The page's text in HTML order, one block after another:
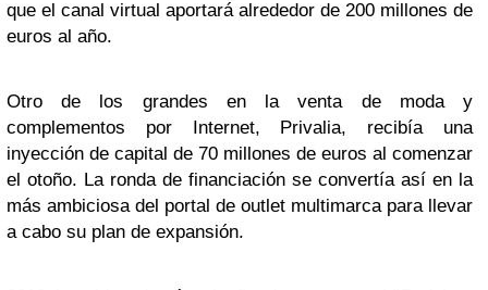
que el canal virtual aportará alrededor de 200 millones de
euros al año.
Otro de los grandes en la venta de moda y
complementos por Internet, Privalia, recibía una
inyección de capital de 70 millones de euros al comenzar
el otoño. La ronda de financiación se convertía así en la
más ambiciosa del portal de outlet multimarca para llevar
a cabo su plan de expansión.